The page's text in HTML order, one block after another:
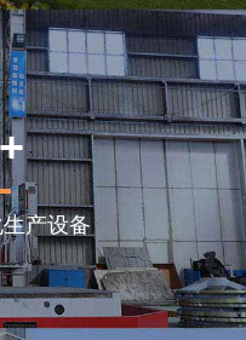
产设备